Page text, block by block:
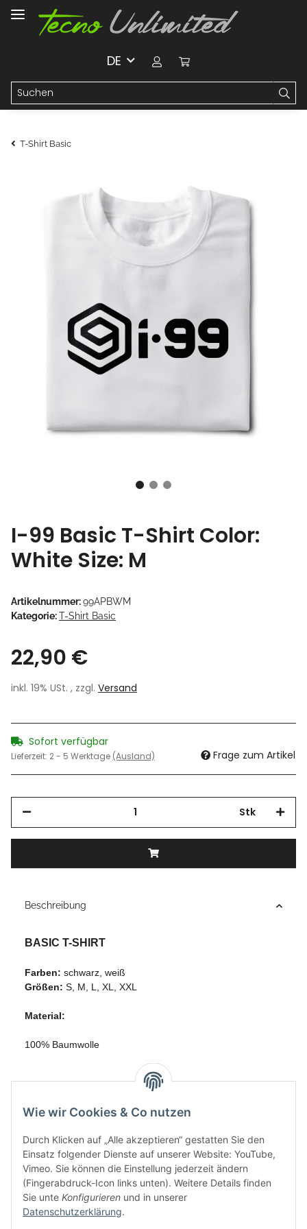
DE
T-Shirt Basic
I-99 Basic T-Shirt Color:
White Size: M
Artikelnummer:99APBWM
Kategorie:T-Shirt Basic
22,90 €
inkl. 19% USt. , zzgl. Versand
Sofort verfügbar
Lieferzeit: 2 - 5 Werktage (Ausland) Frage zum Artikel
Stk
Beschreibung
BASIC T-SHIRT
Farben: schwarz, weiß
Größen: S, M, L, XL, XXL
Material:
100% Baumwolle
Wie wir Cookies & Co nutzen
Durch Klicken auf „Alle akzeptieren“ gestatten Sie den
Einsatz folgender Dienste auf unserer Website: YouTube,
Vimeo. Sie können die Einstellung jederzeit ändern
(Fingerabdruck-Icon links unten). Weitere Details finden
Sie unte Konfigurieren und in unserer
Datenschutzerklärung.